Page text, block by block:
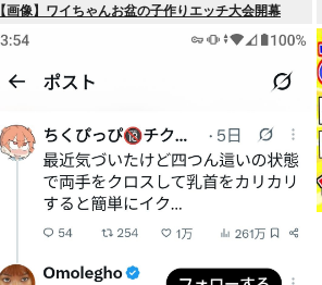
【画像】ワイちゃんお盆の子作りエッチ大会開幕